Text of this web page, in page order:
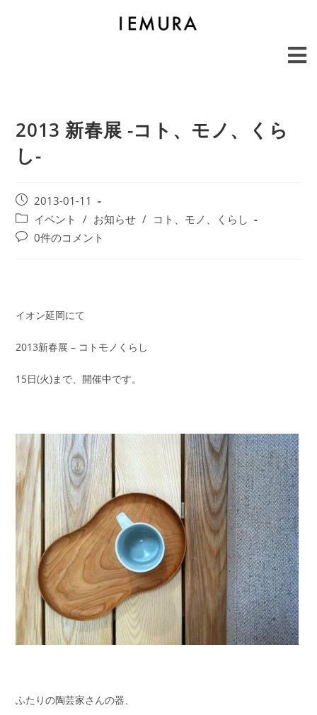
2013 新春展 -コト、モノ、くら
し-
2013-01-11
イベント
/ お知らせ / コト、モノ、くらし
0件のコメント
イオン延岡にて
2013新春展 – コトモノくらし
15日(火)まで、開催中です。
ふたりの陶芸家さんの器、